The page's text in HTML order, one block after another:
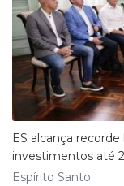
ES alcança
investimentos até
Espírito Santo